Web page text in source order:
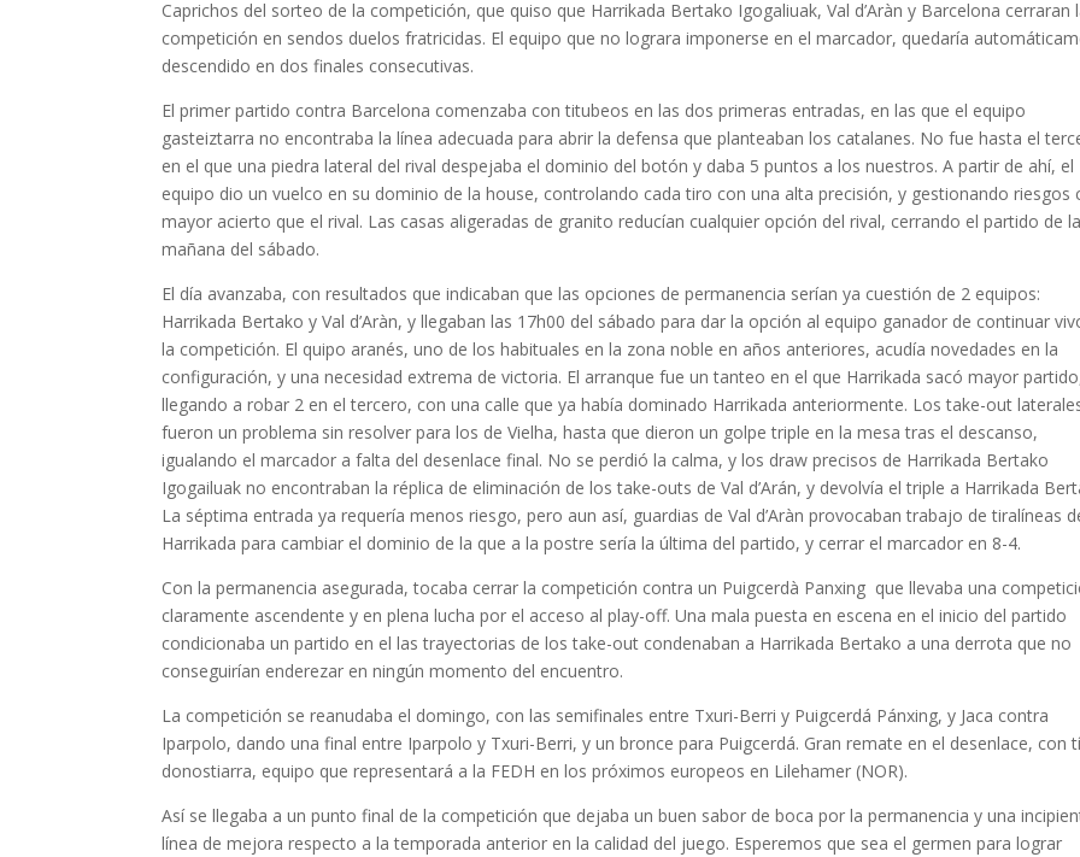
Caprichos del sorteo de la competición, que quiso que Harrikada Bertako Igogaliuak, Val d’Aràn y Barcelona cerraran
competición en sendos duelos fratricidas. El equipo que no lograra imponerse en el marcador, quedaría
descendido en dos finales consecutivas.
El primer partido contra Barcelona comenzaba con titubeos en las dos primeras entradas, en las que el equipo
gasteiztarra no encontraba la línea adecuada para abrir la defensa que planteaban los catalanes. No fue hasta el
en el que una piedra lateral del rival despejaba el dominio del botón y daba 5 puntos a los nuestros. A partir de ahí, el
equipo dio un vuelco en su dominio de la house, controlando cada tiro con una alta precisión, y gestionando riesgos
mayor acierto que el rival. Las casas aligeradas de granito reducían cualquier opción del rival, cerrando el partido de la
mañana del sábado.
El día avanzaba, con resultados que indicaban que las opciones de permanencia serían ya cuestión de 2 equipos:
Harrikada Bertako y Val d’Aràn, y llegaban las 17h00 del sábado para dar la opción al equipo ganador de continuar
la competición. El quipo aranés, uno de los habituales en la zona noble en años anteriores, acudía novedades en la
configuración, y una necesidad extrema de victoria. El arranque fue un tanteo en el que Harrikada sacó mayor
llegando a robar 2 en el tercero, con una calle que ya había dominado Harrikada anteriormente. Los take-out
fueron un problema sin resolver para los de Vielha, hasta que dieron un golpe triple en la mesa tras el descanso,
igualando el marcador a falta del desenlace final. No se perdió la calma, y los draw precisos de Harrikada Bertako
Igogailuak no encontraban la réplica de eliminación de los take-outs de Val d’Arán, y devolvía el triple a Harrikada
La séptima entrada ya requería menos riesgo, pero aun así, guardias de Val d’Aràn provocaban trabajo de tiralíneas
Harrikada para cambiar el dominio de la que a la postre sería la última del partido, y cerrar el marcador en 8-4.
Con la permanencia asegurada, tocaba cerrar la competición contra un Puigcerdà Panxing que llevaba una
claramente ascendente y en plena lucha por el acceso al play-off. Una mala puesta en escena en el inicio del partido
condicionaba un partido en el las trayectorias de los take-out condenaban a Harrikada Bertako a una derrota que no
conseguirían enderezar en ningún momento del encuentro.
La competición se reanudaba el domingo, con las semifinales entre Txuri-Berri y Puigcerdá Pánxing, y Jaca contra
Iparpolo, dando una final entre Iparpolo y Txuri-Berri, y un bronce para Puigcerdá. Gran remate en el desenlace, con
donostiarra, equipo que representará a la FEDH en los próximos europeos en Lilehamer (NOR).
Así se llegaba a un punto final de la competición que dejaba un buen sabor de boca por la permanencia y una
línea de mejora respecto a la temporada anterior en la calidad del juego. Esperemos que sea el germen para lograr